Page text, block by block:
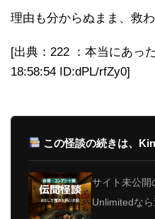
理由も分からぬまま、救
[出典：222 ：本当にあっ
18:58:54 ID:dPL/rfZy0]
この怪談の続きは、
サイト未公開
Unlimitedなら